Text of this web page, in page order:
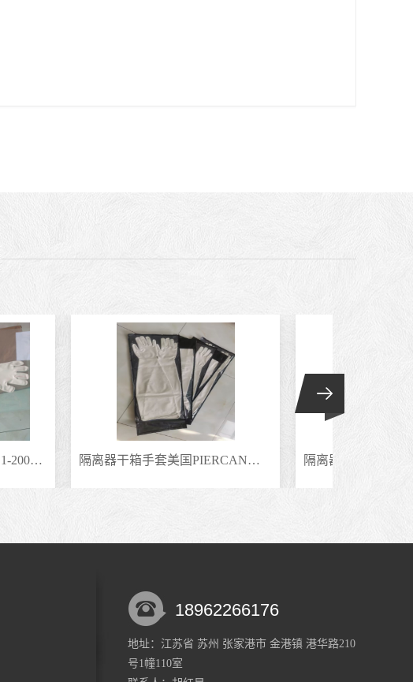
隔离器手套美国皮尔康CSM材质耐撕裂干箱手套防蒸汽气体7Y1532-9.7
18962266176
0512-58327008
地址：江苏省 苏州 张家港市 金港镇 港华路210
号1幢110室